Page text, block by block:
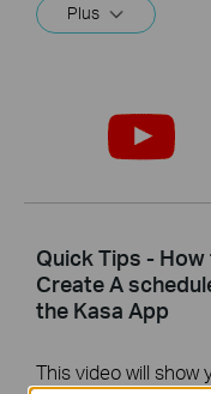
Plus
Quick Tips - How
Create A
the Kasa App